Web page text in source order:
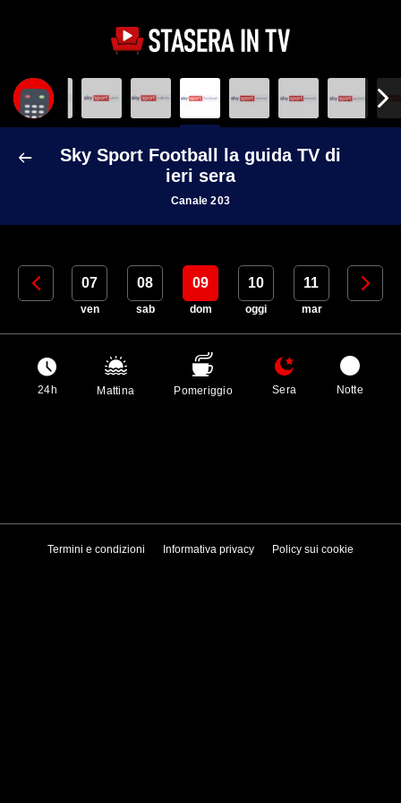
Sky Sport Football la guida TV di
ieri sera
Canale 203
06 07
ven
08
sab
09
dom
10
oggi
11
mar
12
24h Mattina Pomeriggio Sera Notte
Termini e condizioni Informativa privacy Policy sui cookie